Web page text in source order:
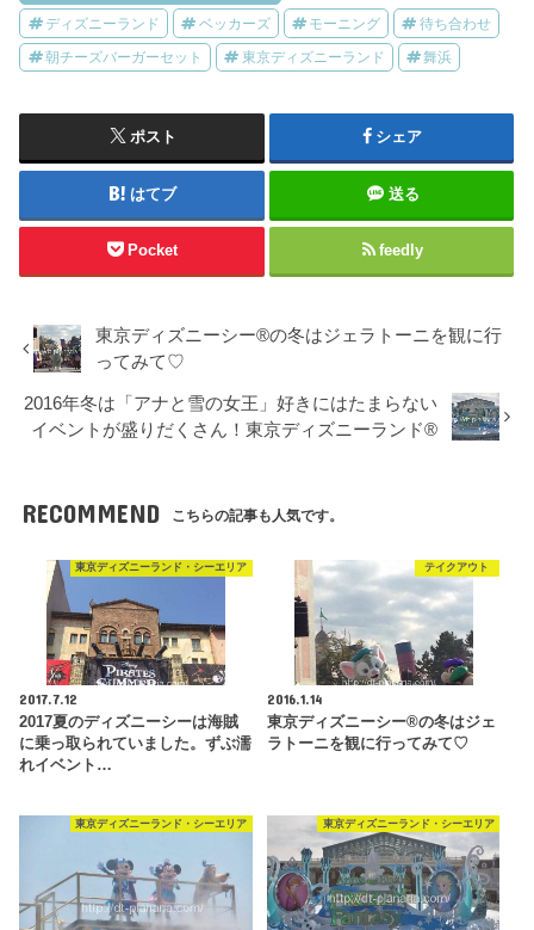
ディズニーランド ベッカーズ モーニング 待ち合わせ
朝チーズバーガーセット 東京ディズニーランド 舞浜
ポスト シェア
はてブ 送る
Pocket feedly
東京ディズニーシー®︎の冬はジェラトーニを観に行
ってみて♡
2016年冬は「アナと雪の女王」好きにはたまらない
イベントが盛りだくさん！東京ディズニーランド®︎
RECOMMEND こちらの記事も人気です。
東京ディズニーランド・シーエリア
2017.7.12
2017夏のディズニーシーは海賊
に乗っ取られていました。ずぶ濡
れイベント…
テイクアウト
2016.1.14
東京ディズニーシー®︎の冬はジェ
ラトーニを観に行ってみて♡
東京ディズニーランド・シーエリア 東京ディズニーランド・シーエリア